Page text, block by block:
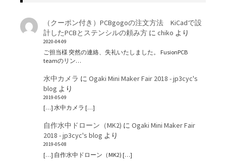
（クーポン付き）PCBgogoの注文方法 KiCadで設
計したPCBとステンシルの頼み方に chiko より
2020-04-09
ご担当様 突然の連絡、失礼いたしました。 FusionPCB
teamのリン…
水中カメラ に Ogaki Mini Maker Fair 2018 - jp3cyc's
blog より
2019-05-09
[…] 水中カメラ […]
自作水中ドローン（MK2) に Ogaki Mini Maker Fair
2018 - jp3cyc's blog より
2019-05-08
[…] 自作水中ドローン（MK2) […]